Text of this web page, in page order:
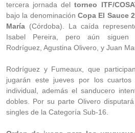
tercera jornada deltorneo ITF/
bajo la denominaciónCopa El Sauce
María (Córdoba). La caída
Isabel Pereira, pero aún siguen
Rodríguez, Agustina Olivero, y Juan
Rodríguez y Fumeaux, que
jugarán este jueves por los
individual, además el sanducero
dobles. Por su parte Olivero
singles de la Categoría Sub-16.